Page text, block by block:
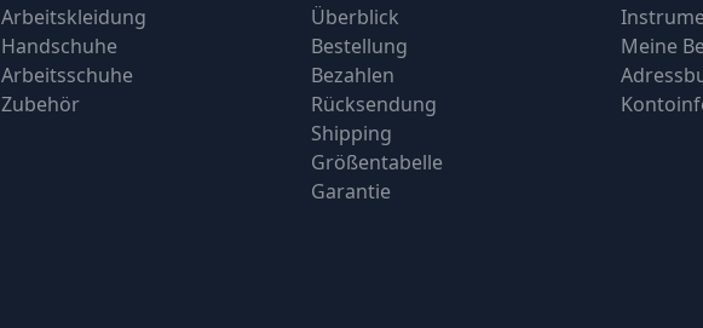
Arbeitskleidung
Handschuhe
Arbeitsschuhe
Zubehör
Überblick
Bestellung
Bezahlen
Rücksendung
Shipping
Größentabelle
Garantie
Meine